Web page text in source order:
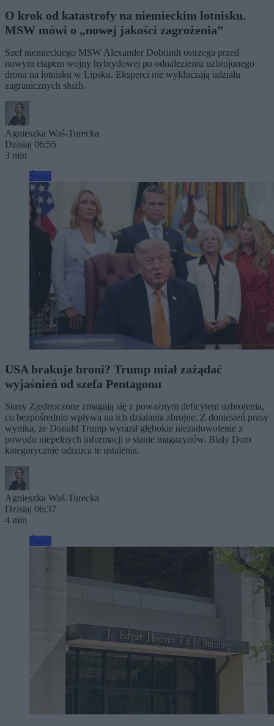
O krok od katastrofy na niemieckim lotnisku.
MSW mówi o „nowej jakości zagrożenia”
Szef niemieckiego MSW Alexander Dobrindt ostrzega przed
nowym etapem wojny hybrydowej po odnalezieniu uzbrojonego
drona na lotnisku w Lipsku. Eksperci nie wykluczają udziału
zagranicznych służb.
Agnieszka Waś-Turecka
Dzisiaj 06:55
3 min
USA brakuje broni? Trump miał zażądać
wyjaśnień od szefa Pentagonu
Stany Zjednoczone zmagają się z poważnym deficytem uzbrojenia,
co bezpośrednio wpływa na ich działania zbrojne. Z doniesień prasy
wynika, że Donald Trump wyraził głębokie niezadowolenie z
powodu niepełnych informacji o stanie magazynów. Biały Dom
kategorycznie odrzuca te ustalenia.
Agnieszka Waś-Turecka
Dzisiaj 06:37
4 min